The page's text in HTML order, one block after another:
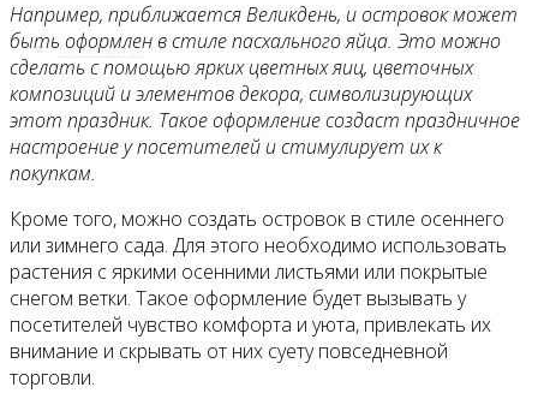
Контакты
Например, приближается Великдень, и островок может
быть оформлен в стиле пасхального яйца. Это можно
сделать с помощью ярких цветных яиц, цветочных
композиций и элементов декора, символизирующих
этот праздник. Такое оформление создаст праздничное
настроение у посетителей и стимулирует их к
покупкам.
Кроме того, можно создать островок в стиле осеннего
или зимнего сада. Для этого необходимо использовать
растения с яркими осенними листьями или покрытые
снегом ветки. Такое оформление будет вызывать у
посетителей чувство комфорта и уюта, привлекать их
внимание и скрывать от них суету повседневной
торговли.